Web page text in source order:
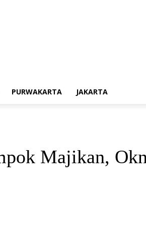
PURWAKARTA JAKARTA
Majikan,